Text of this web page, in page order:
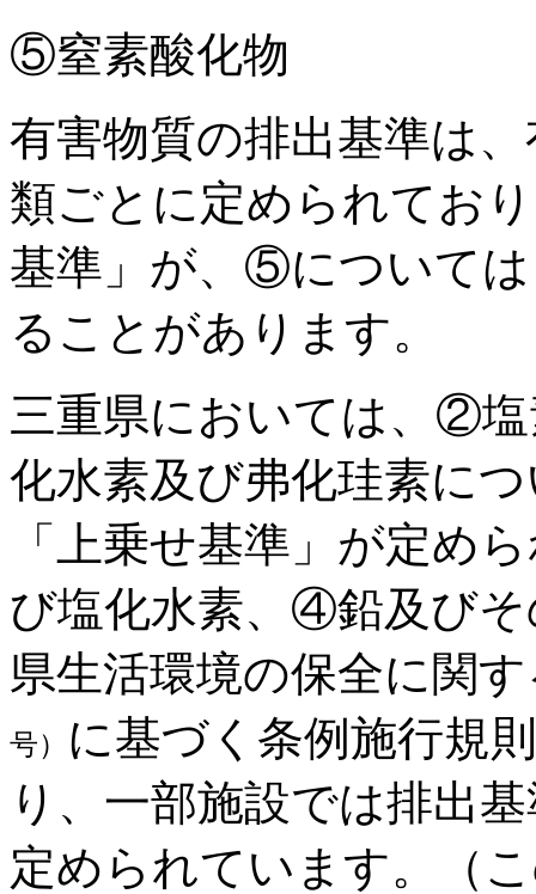
⑤窒素酸化物
有害物質の排出基準は
類ごとに定められてお
基準」が、⑤について
ることがあります。
三重県においては、②
化水素及び弗化珪素に
「上乗せ基準」が定め
び塩化水素、④鉛及び
県生活環境の保全に関
号）
に基づく条例施行規則
り、一部施設では排出
定められています。（